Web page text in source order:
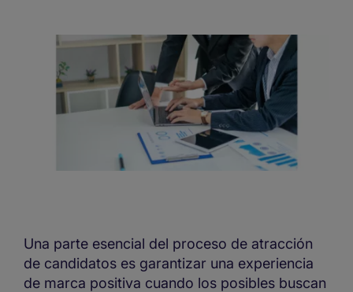
Una parte esencial del proceso de atracción
de candidatos es garantizar una experiencia
de marca positiva cuando los posibles buscan